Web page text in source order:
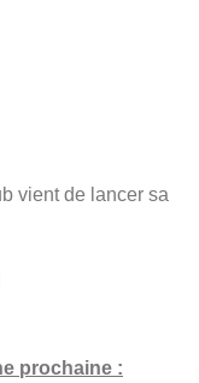
vient de lancer sa
prochaine :